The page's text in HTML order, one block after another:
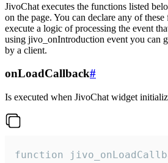
JivoChat executes the functions listed
on the page. You can declare any of
execute a logic of processing the event
using jivo_onIntroduction event you can
by a client.
onLoadCallback#
Is executed when JivoChat widget
function